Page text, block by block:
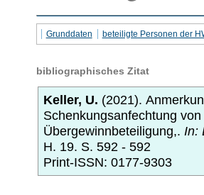
Grunddaten beteiligte Personen der
bibliographisches Zitat
Keller, U. (2021).
Schenkungsanfechtung
Übergewinnbeteiligung,. In:
H. 19. S. 592 - 592
Print-ISSN: 0177-9303